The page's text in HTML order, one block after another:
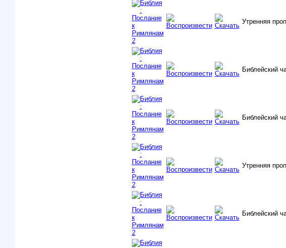
Утренняя
Библейский
Библейский
Утренняя
Библейский